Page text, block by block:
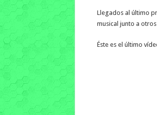
Llegados al último
musical junto a
Éste es el último